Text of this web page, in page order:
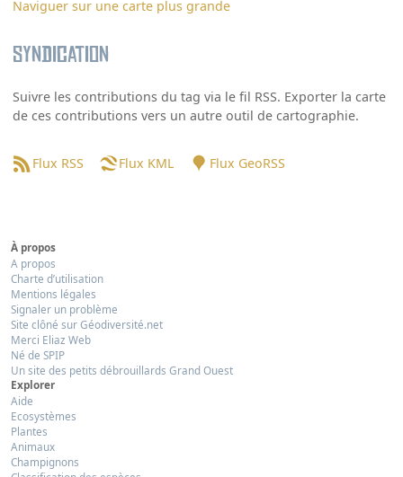
Naviguer sur une carte plus grande
Syndication
Suivre les contributions du tag via le fil RSS. Exporter la carte
de ces contributions vers un autre outil de cartographie.
Flux RSS Flux KML Flux GeoRSS
À propos
A propos
Charte d’utilisation
Mentions légales
Signaler un problème
Site clôné sur Géodiversité.net
Merci Eliaz Web
Né de SPIP
Un site des petits débrouillards Grand Ouest
Explorer
Aide
Ecosystèmes
Plantes
Animaux
Champignons